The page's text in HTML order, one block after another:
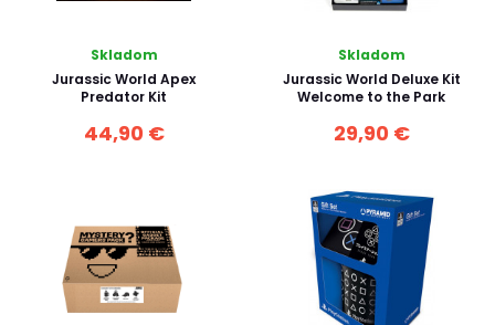
Skladom
Jurassic World Apex
Predator Kit
44,90 €
Skladom
Jurassic World Deluxe Kit
Welcome to the Park
29,90 €